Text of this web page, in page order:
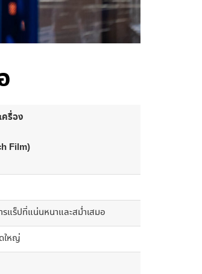
รื่อง
Film)
รแร็ปที่แน่นหนาและสม่ำเสมอ
ใหญ่